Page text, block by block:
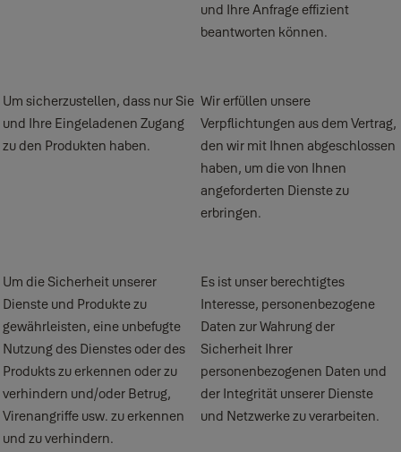
und Ihre Anfrage effizient
beantworten können.
Um sicherzustellen, dass nur Sie
und Ihre Eingeladenen Zugang
zu den Produkten haben.
Wir erfüllen unsere
Verpflichtungen aus dem Vertrag,
den wir mit Ihnen abgeschlossen
haben, um die von Ihnen
angeforderten Dienste zu
erbringen.
Um die Sicherheit unserer
Dienste und Produkte zu
gewährleisten, eine unbefugte
Nutzung des Dienstes oder des
Produkts zu erkennen oder zu
verhindern und/oder Betrug,
Virenangriffe usw. zu erkennen
und zu verhindern.
Es ist unser berechtigtes
Interesse, personenbezogene
Daten zur Wahrung der
Sicherheit Ihrer
personenbezogenen Daten und
der Integrität unserer Dienste
und Netzwerke zu verarbeiten.